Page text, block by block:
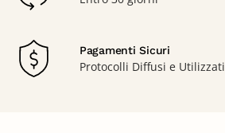
Pagamenti Sicuri
Protocolli Diffusi e Utilizzati